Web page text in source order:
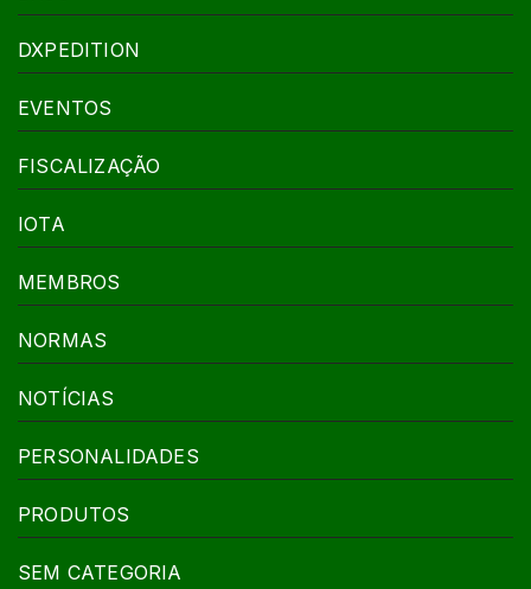
DXPEDITION
EVENTOS
FISCALIZAÇÃO
IOTA
MEMBROS
NORMAS
NOTÍCIAS
PERSONALIDADES
PRODUTOS
SEM CATEGORIA